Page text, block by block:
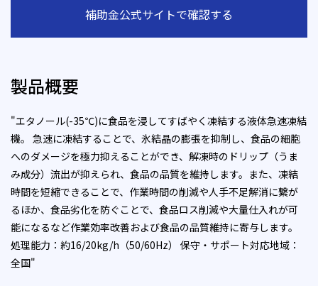
補助金公式サイトで確認する
製品概要
"エタノール(-35℃)に食品を浸してすばやく凍結する液体急速凍結
機。 急速に凍結することで、氷結晶の膨張を抑制し、食品の細胞
へのダメージを極力抑えることができ、解凍時のドリップ（うま
み成分）流出が抑えられ、食品の品質を維持します。また、凍結
時間を短縮できることで、作業時間の削減や人手不足解消に繋が
るほか、食品劣化を防ぐことで、食品ロス削減や大量仕入れが可
能になるなど作業効率改善および食品の品質維持に寄与します。
処理能力：約16/20kg/h（50/60Hz） 保守・サポート対応地域：
全国"